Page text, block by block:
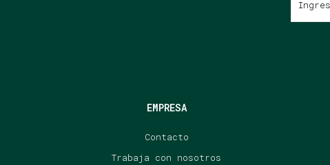
EMPRESA
Contacto
Trabaja con nosotros